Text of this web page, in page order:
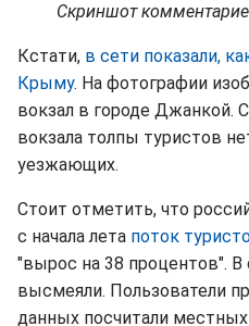
Скриншот
Кстати, в сети показали,
Крыму. На фотографии
вокзал в городе Джанкой.
вокзала толпы туристов
уезжающих.
Стоит отметить, что
с начала лета поток
"вырос на 38 процентов".
высмеяли. Пользователи
данных посчитали